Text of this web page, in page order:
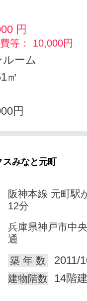
円
等： 10,000円
ルーム
㎡
円
スみなと元町
阪神本線 元町駅
12分
兵庫県神戸市中
通
築 年 数
2011/
建物階数 14階